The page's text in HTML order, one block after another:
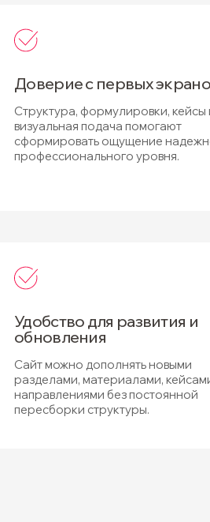
Доверие с первых
Структура, формулировки, кейсы
визуальная подача помогают
сформировать ощущение
профессионального уровня.
Удобство для развития и
обновления
Сайт можно дополнять новыми
разделами, материалами,
направлениями без постоянной
пересборки структуры.